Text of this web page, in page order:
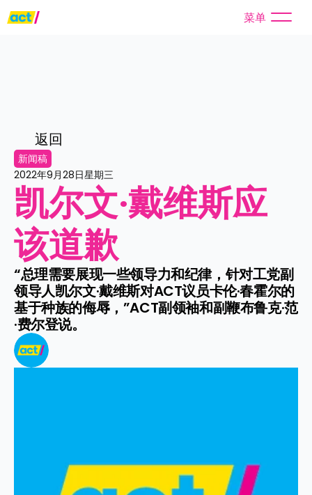
菜单
返回
新闻稿
2022年9月28日星期三
凯尔文·戴维斯应
该道歉
“总理需要展现一些领导力和纪律，针对工党副
领导人凯尔文·戴维斯对ACT议员卡伦·春霍尔的
基于种族的侮辱，”ACT副领袖和副鞭布鲁克·范
·费尔登说。